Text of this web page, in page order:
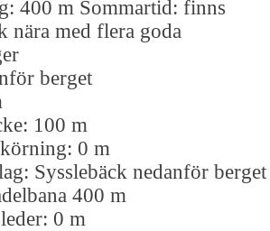
400 m Sommartid: finns
nära med flera goda
berget
100 m
0 m
Sysslebäck nedanför berget
400 m
0 m